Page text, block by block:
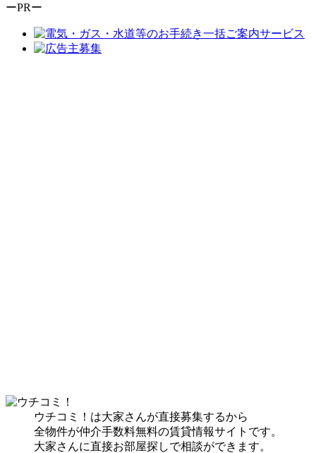
ーPRー
ウチコミ！は大家さんが直接募集するから
全物件が仲介手数料無料の賃貸情報サイトです。
大家さんに直接お部屋探しで相談ができます。